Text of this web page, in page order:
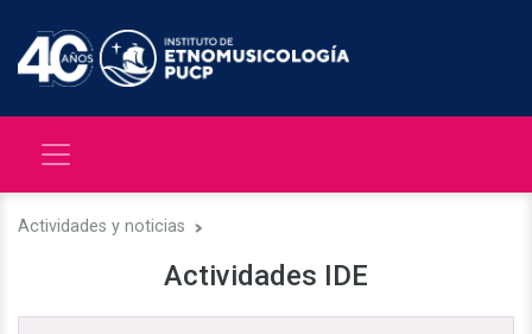
Actividades y noticias
Actividades IDE